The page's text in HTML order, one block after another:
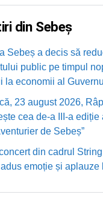
din Sebeș
Sebeș a decis să
public pe timpul
la economii al
23 august 2026,
cea de-a III-a ediție
de Sebeș”
din cadrul
emoție și aplauze